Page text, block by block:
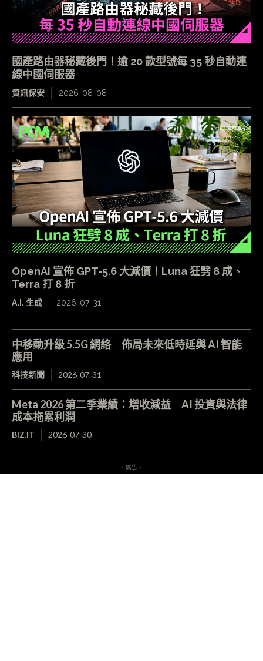
國產路由器秘藏後門！逾 20 款型號每 35 秒自動連
線中國伺服器
資訊保安 2026-08-08
OpenAI 宣佈 GPT-5.6 大減價！Luna 狂劈 8 成、
Terra 打 8 折
A.I. 生成 2026-07-31
中移動升級 5.5G 網絡 佈局未來低時延與 AI 智能
應用
科技新聞 2026-07-31
Meta 2026 第二季業績：增收減益 AI 投資與法律
成本拖累利潤
BIZ.IT 2026-07-30
- 廣告 -